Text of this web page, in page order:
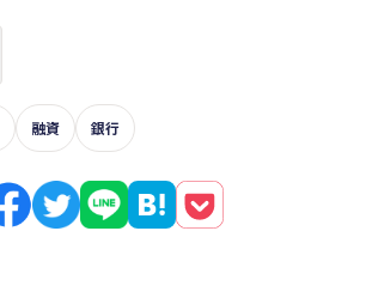
融資 銀行